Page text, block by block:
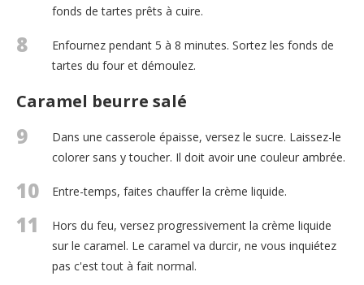
fonds de tartes prêts à cuire.
8
Enfournez pendant 5 à 8 minutes. Sortez les fonds de
tartes du four et démoulez.
Caramel beurre salé
9
Dans une casserole épaisse, versez le sucre. Laissez-le
colorer sans y toucher. Il doit avoir une couleur ambrée.
10 Entre-temps, faites chauffer la crème liquide.
11
Hors du feu, versez progressivement la crème liquide
sur le caramel. Le caramel va durcir, ne vous inquiétez
pas c'est tout à fait normal.